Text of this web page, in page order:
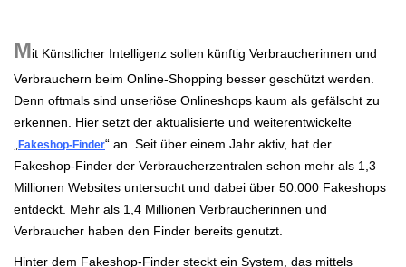
Mit Künstlicher Intelligenz sollen künftig Verbraucherinnen und
Verbrauchern beim Online-Shopping besser geschützt werden.
Denn oftmals sind unseriöse Onlineshops kaum als gefälscht zu
erkennen. Hier setzt der aktualisierte und weiterentwickelte
„Fakeshop-Finder“ an. Seit über einem Jahr aktiv, hat der
Fakeshop-Finder der Verbraucherzentralen schon mehr als 1,3
Millionen Websites untersucht und dabei über 50.000 Fakeshops
entdeckt. Mehr als 1,4 Millionen Verbraucherinnen und
Verbraucher haben den Finder bereits genutzt.
Hinter dem Fakeshop-Finder steckt ein System, das mittels